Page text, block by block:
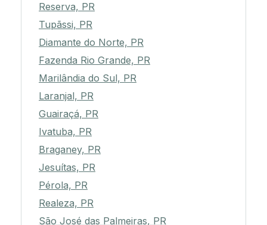
Reserva, PR
Tupãssi, PR
Diamante do Norte, PR
Fazenda Rio Grande, PR
Marilândia do Sul, PR
Laranjal, PR
Guairaçá, PR
Ivatuba, PR
Braganey, PR
Jesuítas, PR
Pérola, PR
Realeza, PR
São José das Palmeiras, PR